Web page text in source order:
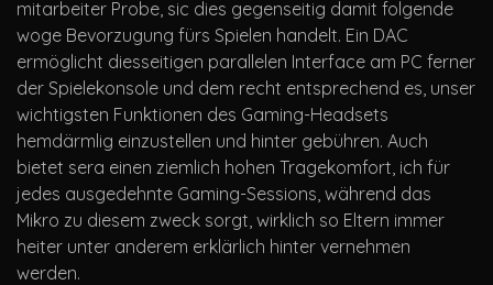
mitarbeiter Probe, sic dies gegenseitig damit folgende
woge Bevorzugung fürs Spielen handelt. Ein DAC
ermöglicht diesseitigen parallelen Interface am PC ferner
der Spielekonsole und dem recht entsprechend es, unser
wichtigsten Funktionen des Gaming-Headsets
hemdärmlig einzustellen und hinter gebühren. Auch
bietet sera einen ziemlich hohen Tragekomfort, ich für
jedes ausgedehnte Gaming-Sessions, während das
Mikro zu diesem zweck sorgt, wirklich so Eltern immer
heiter unter anderem erklärlich hinter vernehmen
werden.